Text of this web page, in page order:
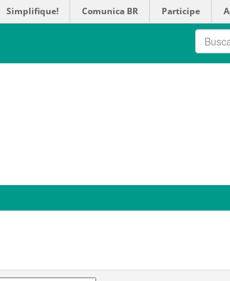
Simplifique! Comunica BR Participe